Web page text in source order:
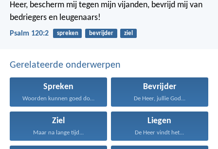
Heer, bescherm mij tegen mijn vijanden, bevrijd mij van
bedriegers en leugenaars!
Psalm 120:2 spreken bevrijder ziel
Gerelateerde onderwerpen
Spreken
Woorden kunnen goed doen...
Bevrijder
De Heer, jullie God...
Ziel
Maar na lange tijd...
Liegen
De Heer vindt het...